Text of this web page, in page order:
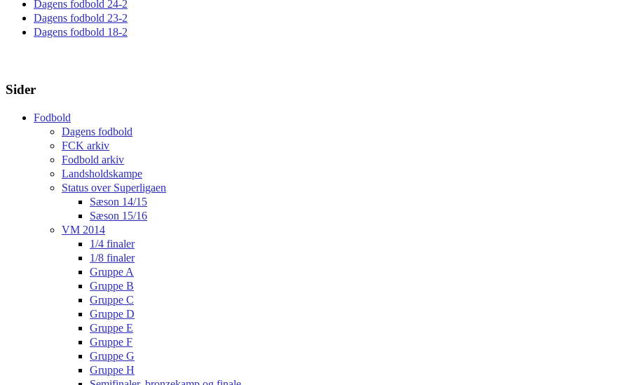
Dagens fodbold 24-2
Dagens fodbold 23-2
Dagens fodbold 18-2
Sider
Fodbold
Dagens fodbold
FCK arkiv
Fodbold arkiv
Landsholdskampe
Status over Superligaen
Sæson 14/15
Sæson 15/16
VM 2014
1/4 finaler
1/8 finaler
Gruppe A
Gruppe B
Gruppe C
Gruppe D
Gruppe E
Gruppe F
Gruppe G
Gruppe H